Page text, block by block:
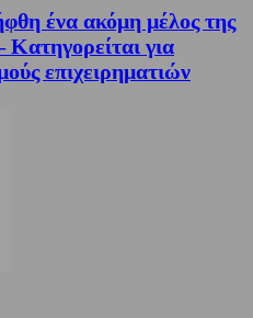
ένα ακόμη μέλος της
για
επιχειρηματιών